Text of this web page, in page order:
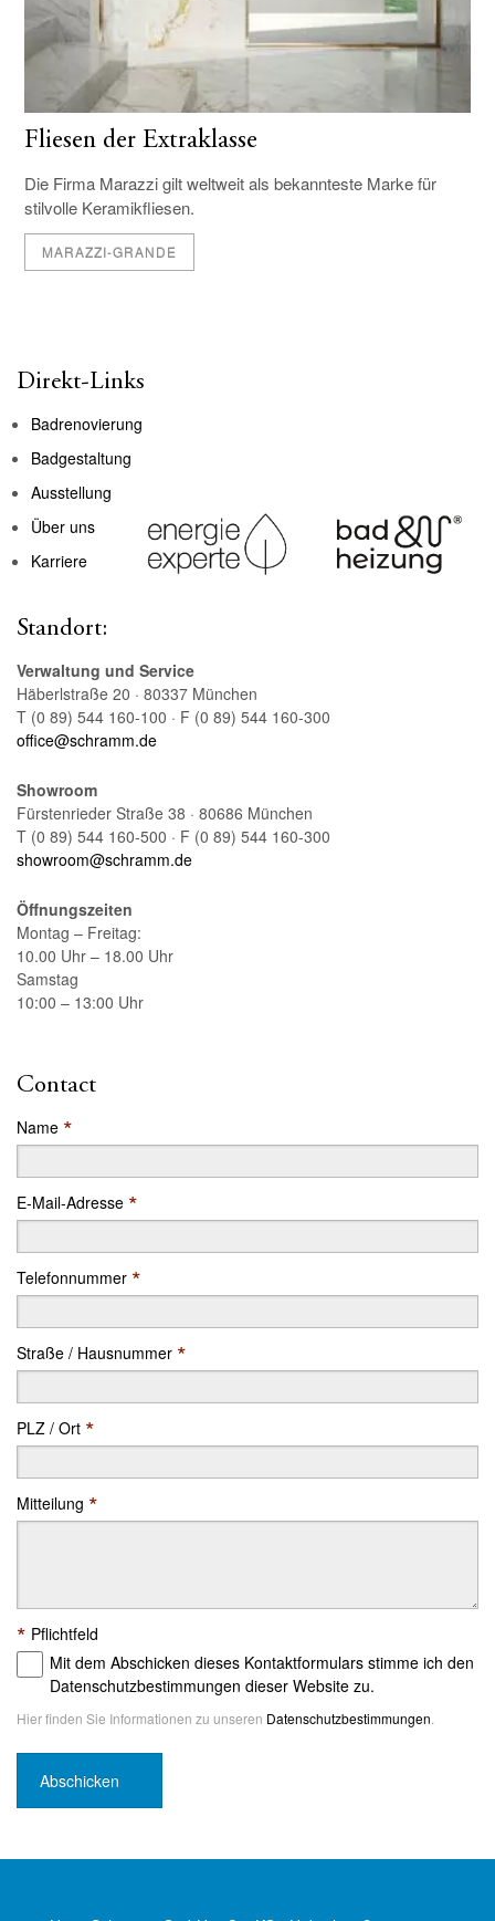
Fliesen der Extraklasse
Die Firma Marazzi gilt weltweit als bekannteste Marke für
stilvolle Keramikfliesen.
MARAZZI-GRANDE
Direkt-Links
Badrenovierung
Badgestaltung
Ausstellung
Über uns
Karriere
Contact
Name *
E-Mail-Adresse *
Telefonnummer *
Straße / Hausnummer *
PLZ / Ort *
Mitteilung *
* Pflichtfeld
Mit dem Abschicken dieses Kontaktformulars stimme ich den
Datenschutzbestimmungen dieser Website zu.
Hier finden Sie Informationen zu unseren Datenschutzbestimmungen
Standort:
Verwaltung und Service
Häberlstraße 20 · 80337 München
T (0 89) 544 160-100 · F (0 89) 544 160-300
office@schramm.de
Showroom
Fürstenrieder Straße 38 · 80686 München
T (0 89) 544 160-500 · F (0 89) 544 160-300
showroom@schramm.de
Öffnungszeiten
Montag – Freitag:
10.00 Uhr – 18.00 Uhr
Samstag
10:00 – 13:00 Uhr